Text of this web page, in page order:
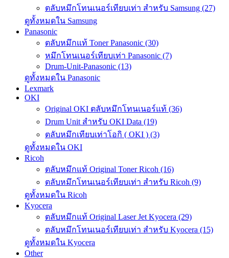
ตลับหมึกโทนเนอร์เทียบเท่า สำหรับ Samsung (27)
ดูทั้งหมดใน Samsung
Panasonic
ตลับหมึกแท้ Toner Panasonic (30)
หมึกโทนเนอร์เทียบเท่า Panasonic (7)
Drum-Unit-Panasonic (13)
ดูทั้งหมดใน Panasonic
Lexmark
OKI
Original OKI ตลับหมึกโทนเนอร์แท้ (36)
Drum Unit สำหรับ OKI Data (19)
ตลับหมึกเทียบเท่าโอกิ ( OKI ) (3)
ดูทั้งหมดใน OKI
Ricoh
ตลับหมึกแท้ Original Toner Ricoh (16)
ตลับหมึกโทนเนอร์เทียบเท่า สำหรับ Ricoh (9)
ดูทั้งหมดใน Ricoh
Kyocera
ตลับหมึกแท้ Original Laser Jet Kyocera (29)
ตลับหมึกโทนเนอร์เทียบเท่า สำหรับ Kyocera (15)
ดูทั้งหมดใน Kyocera
Other